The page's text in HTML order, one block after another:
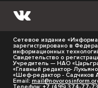
Сетевое издание
зарегистрировано в
информационных
Свидетельство о
Учредитель — НАО
«Главный редактор-
«Шеф-редактор - Садчиков
Email: